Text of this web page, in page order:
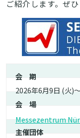
ご紹介します。ぜ
会 期
2026年6月9日 (火)
会 場
Messezentrum
主催団体